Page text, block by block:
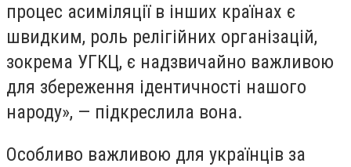
процес асиміляції в інших країнах є
швидким, роль релігійних організацій,
зокрема УГКЦ, є надзвичайно важливою
для збереження ідентичності нашого
народу», — підкреслила вона.
Особливо важливою для українців за